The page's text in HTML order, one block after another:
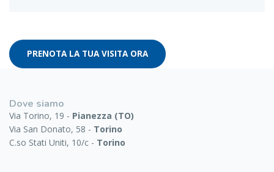
PRENOTA LA TUA VISITA ORA
Dove siamo
Via Torino, 19 - Pianezza (TO)
Via San Donato, 58 - Torino
C.so Stati Uniti, 10/c - Torino